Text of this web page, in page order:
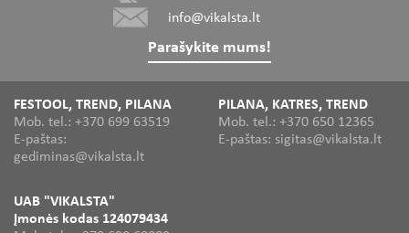
info@vikalsta.lt
Parašykite mums!
FESTOOL, TREND, PILANA
Mob. tel.: +370 699 63519
E-paštas:
gediminas@vikalsta.lt
PILANA, KATRES, TREND
Mob. tel.: +370 650 12365
E-paštas: sigitas@vikalsta.lt
UAB "VIKALSTA"
Įmonės kodas 124079434